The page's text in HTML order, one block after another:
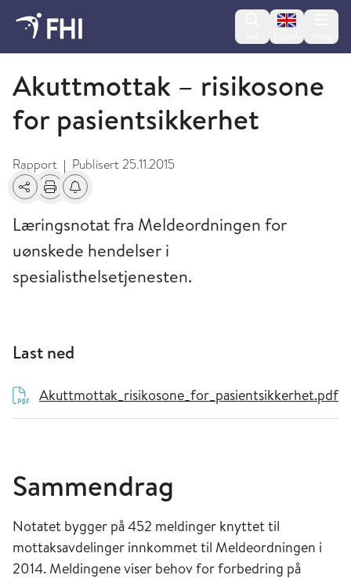
Change
2015 - publikasjoner fra FHI
Akuttmottak – risikosone
for pasientsikkerhet
Rapport | Publisert25.11.2015
Del Skriv utFå varsel om endringer
Læringsnotat fra Meldeordningen for
uønskede hendelser i
spesialisthelsetjenesten.
Last ned
Akuttmottak_risikosone_for_pasientsikkerhet.pdf
Sammendrag
Notatet bygger på 452 meldinger knyttet til
mottaksavdelinger innkommet til Meldeordningen i
2014. Meldingene viser behov for forbedring på